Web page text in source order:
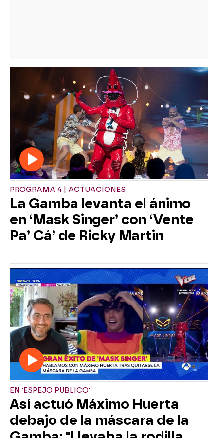
PROGRAMA 4 | ACTUACIONES
La Gamba levanta el ánimo
en ‘Mask Singer’ con ‘Vente
Pa’ Cá’ de Ricky Martin
EN 'ESPEJO PÚBLICO'
Así actuó Máximo Huerta
debajo de la máscara de la